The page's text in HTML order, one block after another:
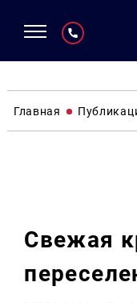
Главная
Свежая